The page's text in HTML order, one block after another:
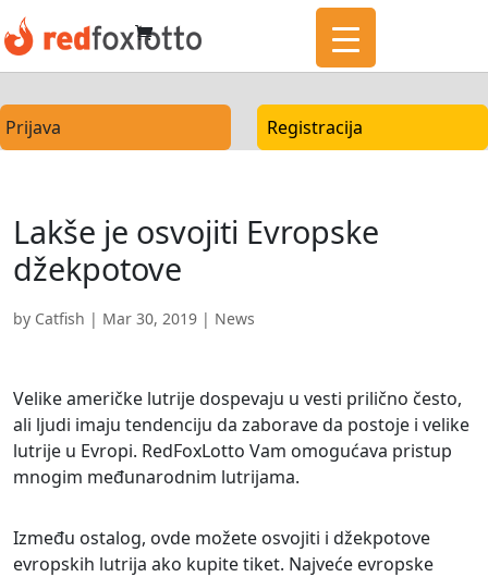
Prijava Registracija
Lakše je osvojiti Evropske
džekpotove
by Catfish | Mar 30, 2019 | News
Velike američke lutrije dospevaju u vesti prilično često,
ali ljudi imaju tendenciju da zaborave da postoje i velike
lutrije u Evropi. RedFoxLotto Vam omogućava pristup
mnogim međunarodnim lutrijama.
Između ostalog, ovde možete osvojiti i džekpotove
evropskih lutrija ako kupite tiket. Najveće evropske